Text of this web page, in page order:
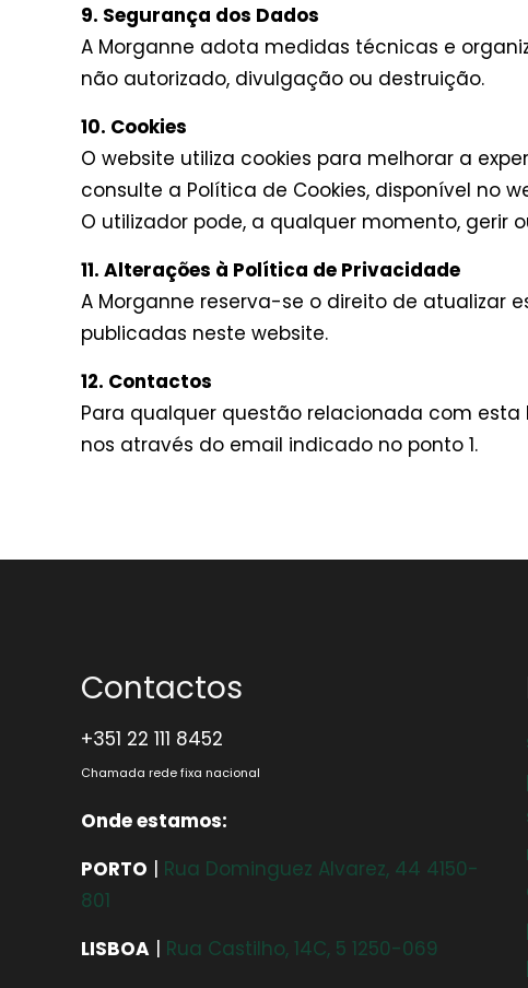
9. Segurança dos Dados
A Morganne adota medidas técnicas e
não autorizado, divulgação ou destruição.
10. Cookies
O website utiliza cookies para melhorar a
consulte a Política de Cookies, disponível no
O utilizador pode, a qualquer momento, gerir
11. Alterações à Política de Privacidade
A Morganne reserva-se o direito de atualizar
publicadas neste website.
12. Contactos
Para qualquer questão relacionada com
nos através do email indicado no ponto 1.
Contactos
+351 22 111 8452
Chamada rede fixa nacional
Onde estamos:
PORTO | Rua Dominguez Alvarez, 44 4150-
801
LISBOA | Rua Castilho, 14C, 5 1250-069